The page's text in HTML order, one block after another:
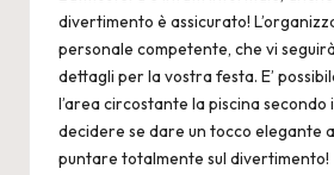
divertimento è assicurato!
personale competente, che vi
dettagli per la vostra festa. E’
l’area circostante la piscina secondo
decidere se dare un tocco elegante
puntare totalmente sul divertimento!